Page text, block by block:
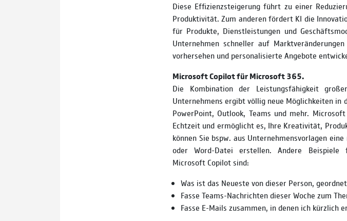
Diese Effizienzsteigerung führt zu einer
Produktivität. Zum anderen fördert KI die
für Produkte, Dienstleistungen und
Unternehmen schneller auf
vorhersehen und personalisierte Angebote
Microsoft Copilot für Microsoft 365.
Die Kombination der Leistungsfähigkeit
Unternehmens ergibt völlig neue Möglichkeiten in
PowerPoint, Outlook, Teams und mehr.
Echtzeit und ermöglicht es, Ihre Kreativität,
können Sie bspw. aus Unternehmensvorlagen
oder Word-Datei erstellen. Andere Beispiele
Microsoft Copilot sind:
Was ist das Neueste von dieser Person,
Fasse Teams-Nachrichten dieser Woche zum
Fasse E-Mails zusammen, in denen ich kürzlich